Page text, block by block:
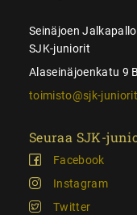
Seinäjoen
SJK-juniorit
Alaseinäjoenkatu 9
toimisto@sjk-
Seuraa SJK-
Facebook
Instagram
Twitter